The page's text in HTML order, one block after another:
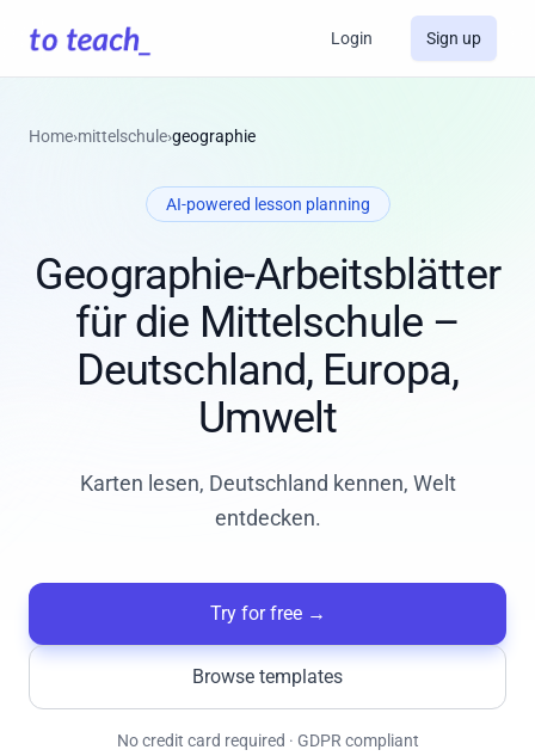
Login Sign up
Home›mittelschule›geographie
AI-powered lesson planning
Geographie-Arbeitsblätter
für die Mittelschule –
Deutschland, Europa,
Umwelt
Karten lesen, Deutschland kennen, Welt
entdecken.
Try for free→
Browse templates
No credit card required · GDPR compliant